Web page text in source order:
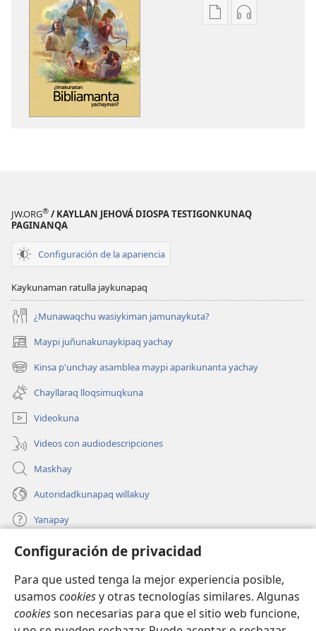
Configuración de privacidad
Para que usted tenga la mejor experiencia posible,
usamos cookiesy otras tecnologías similares. Algunas
cookiesson necesarias para que el sitio web funcione,
KaypiKaypin
JW.ORG® / KAYLLAN JEHOVÁ DIOSPA TESTIGONKUNAQ
PAGINANQA
Configuración de la apariencia
Kaykunaman ratulla jaykunapaq
¿Munawaqchu wasiykiman jamunaykuta?
Maypi juñunakunaykipaq yachay
(abre
una
nueva
ventana)
Kinsa p'unchay asamblea maypi aparikunanta yachay
(abre
una
nueva
ventana)
Chayllaraq lloqsimuqkuna
Videokuna
Videos con audiodescripciones
Maskhay
Autoridadkunapaq willakuy
Yanapay
Donacionta churanapaq
una
nueva
ventana)
INTERNETPI QELQANCHISKUNA Watchtower™
(abre
una
nueva JW Hub